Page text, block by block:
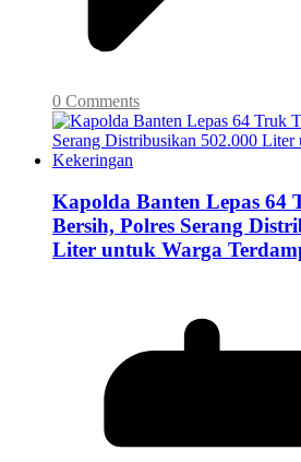
0 Comments
Kapolda Banten Lepas 64
Bersih, Polres Serang
Liter untuk Warga